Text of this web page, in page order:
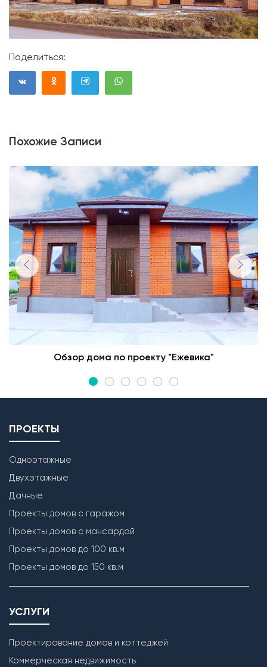
Поделиться:
Похожие Записи
Обзор дома по проекту "Ежевика"
ПРОЕКТЫ
Одноэтажные
Двухэтажные
Дачные
Проекты домов с гаражом
Проекты домов с мансардой
Проекты домов до 100 кв.м
Проекты домов до 150 кв.м
УСЛУГИ
Проектирование домов и коттеджей
Коммерческая недвижимость